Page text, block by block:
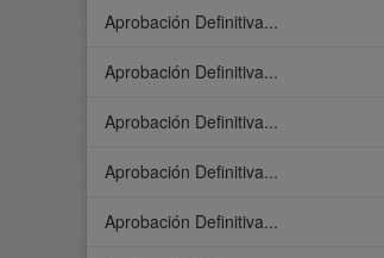
Aprobación Definitiva...
Aprobación Definitiva...
Aprobación Definitiva...
Aprobación Definitiva...
Aprobación Definitiva...